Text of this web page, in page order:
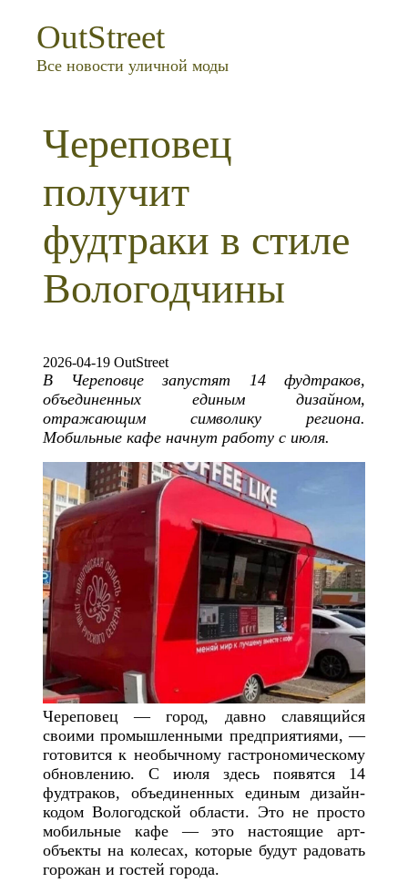
OutStreet
Все новости уличной моды
Череповец
получит
фудтраки в стиле
Вологодчины
2026-04-19 OutStreet
В Череповце запустят 14 фудтраков,
объединенных единым дизайном,
отражающим символику региона.
Мобильные кафе начнут работу с июля.
Череповец — город, давно славящийся
своими промышленными предприятиями, —
готовится к необычному гастрономическому
обновлению. С июля здесь появятся 14
фудтраков, объединенных единым дизайн-
кодом Вологодской области. Это не просто
мобильные кафе — это настоящие арт-
объекты на колесах, которые будут радовать
горожан и гостей города.